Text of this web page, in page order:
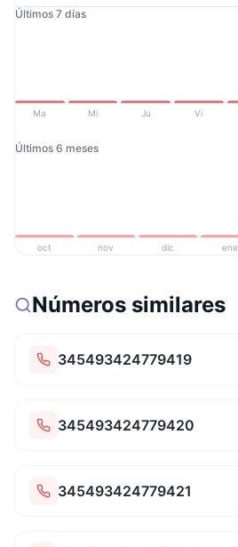
Últimos 7 días
Ma Mi Ju Vi
Últimos 6 meses
oct nov dic ene
Números similares
345493424779419
345493424779420
345493424779421